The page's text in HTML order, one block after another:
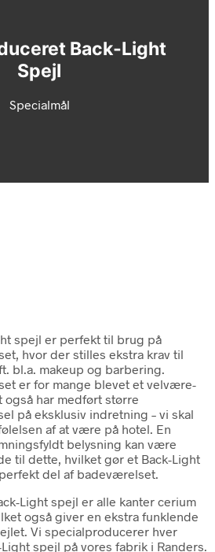
Back-Light
Spejl
Specialmål
spejl er perfekt til brug på
hvor der stilles ekstra krav til
bl.a. makeup og barbering.
er for mange blevet et velvære-
også har medført større
på eksklusiv indretning – vi skal
af at være på hotel. En
belysning kan være
til dette, hvilket gør et Back-Light
del af badeværelset.
Light spejl er alle kanter cerium
også giver en ekstra funklende
Vi specialproducerer hver
spejl på vores fabrik i Randers.